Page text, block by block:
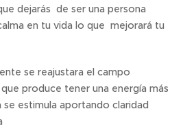
dejarás de ser una persona
en tu vida lo que mejorará tu
se reajustara el campo
produce tener una energía más
se estimula aportando claridad